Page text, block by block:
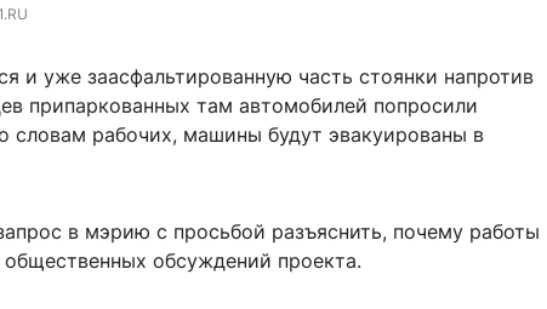
и уже заасфальтированную часть стоянки напротив
припаркованных там автомобилей попросили
словам рабочих, машины будут эвакуированы в
в мэрию с просьбой разъяснить, почему работы
обсуждений проекта.